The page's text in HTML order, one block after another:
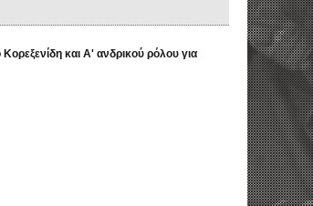
και Α' ανδρικού ρόλου για